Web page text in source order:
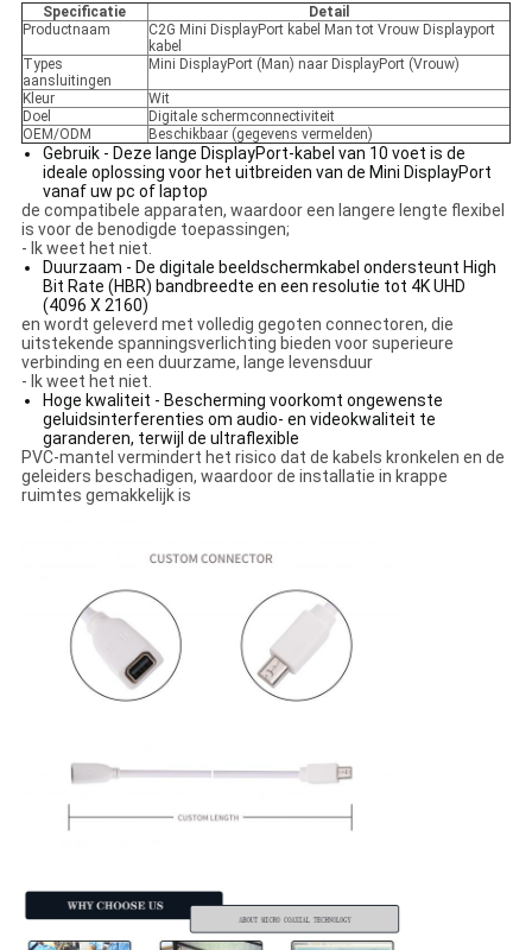
Specificatie
Detail
Productnaam
C2G Mini DisplayPort kabel Man tot Vrouw Displayport
kabel
Types
aansluitingen
Mini DisplayPort (Man) naar DisplayPort (Vrouw)
Kleur
Wit
Doel
Digitale schermconnectiviteit
OEM/ODM
Beschikbaar (gegevens vermelden)
Gebruik - Deze lange DisplayPort-kabel van 10 voet is de
ideale oplossing voor het uitbreiden van de Mini DisplayPort
vanaf uw pc of laptop
de compatibele apparaten, waardoor een langere lengte flexibel
is voor de benodigde toepassingen;
- Ik weet het niet.
Duurzaam - De digitale beeldschermkabel ondersteunt High
Bit Rate (HBR) bandbreedte en een resolutie tot 4K UHD
(4096 X 2160)
en wordt geleverd met volledig gegoten connectoren, die
uitstekende spanningsverlichting bieden voor superieure
verbinding en een duurzame, lange levensduur
- Ik weet het niet.
Hoge kwaliteit - Bescherming voorkomt ongewenste
geluidsinterferenties om audio- en videokwaliteit te
garanderen, terwijl de ultraflexible
PVC-mantel vermindert het risico dat de kabels kronkelen en de
geleiders beschadigen, waardoor de installatie in krappe
ruimtes gemakkelijk is